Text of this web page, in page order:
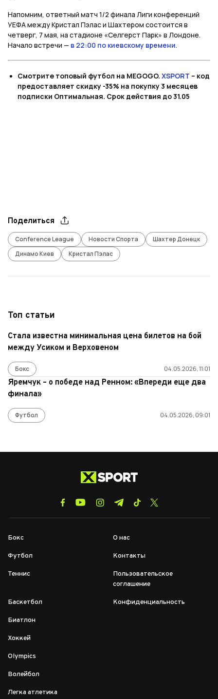
Напомним, ответный матч 1/2 финала Лиги конференций
УЕФА между Кристал Пэлас и Шахтером состоится в
четверг, 7 мая, на стадионе «Селгерст Парк» в Лондоне.
Начало встречи — в 22:00 по киевскому времени.
Смотрите топовый футбол на MEGOGO. XSPORT – код
предоставляет скидку -35% на покупку 3 месяцев
подписки Оптимальная. Срок действия до 31.05
Поделиться
Conference League Новости Спорта
Шахтер Донецк
Динамо Киев
Кристал Пэлас
Топ статьи
Стала известна минимальная цена билетов на бой
между Усиком и Верховеном
Бокс 04.05.2026, 11:01
Яремчук – о победе над Ренном: «Впереди еще два
финала»
Футбол 04.05.2026, 09:01
Бокс
Футбол
Теннис
Баскетбол
Биатлон
Хоккей
Olympics
Волейбол
Легка атлетика
О нас
Контакты
Пользовательское
соглашение
Конфиденциальность